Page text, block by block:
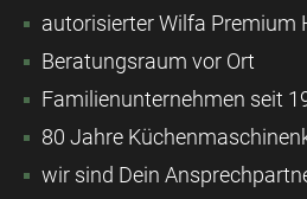
autorisierter Wilfa Premium
Beratungsraum vor Ort
Familienunternehmen seit
80 Jahre
wir sind Dein